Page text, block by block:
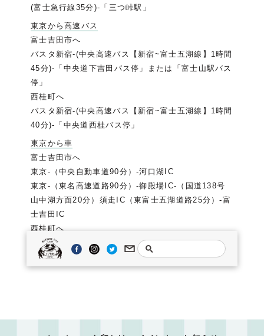
(富士急行線35分)-「三つ峠駅」
東京から高速バス
富士吉田市へ
バスタ新宿-(中央高速バス【新宿~富士五湖線】1時間
45分)-「中央道下吉田バス停」または「富士山駅バス
停」
西桂町へ
バスタ新宿-(中央高速バス【新宿~富士五湖線】1時間
40分)-「中央道西桂バス停」
東京から車
富士吉田市へ
東京-（中央自動車道90分）-河口湖IC
東京-（東名高速道路90分）-御殿場IC-（国道138号
山中湖方面20分）須走IC（東富士五湖道路25分）-富
士吉田IC
西桂町へ
東京-（中央自動車道80分）-都留IC-国道139号線富
士吉田方面20分